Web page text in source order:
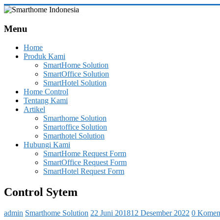
Skip
content
Indonesia
Leading
System
Consultant
Home,
Office
Automation
Menu
Home
Produk Kami
SmartHome Solution
SmartOffice Solution
SmartHotel Solution
Home Control
Tentang Kami
Artikel
Smarthome Solution
Smartoffice Solution
Smarthotel Solution
Hubungi Kami
SmartHome Request Form
SmartOffice Request Form
SmartHotel Request Form
Control Sytem
admin Smarthome Solution 22 Juni 201812 Desember 2022 0